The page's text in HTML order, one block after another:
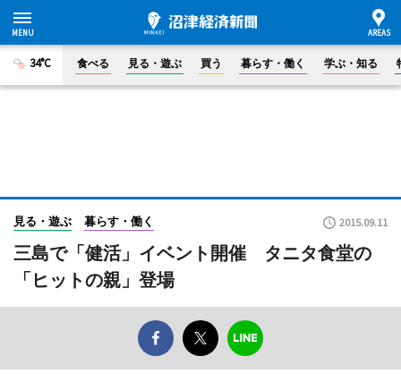
34°C 食べる 見る・遊ぶ 買う 暮らす・働く 学ぶ・知る
見る・遊ぶ 暮らす・働く 2015.09.11
三島で「健活」イベント開催 タニタ食堂の
「ヒットの親」登場